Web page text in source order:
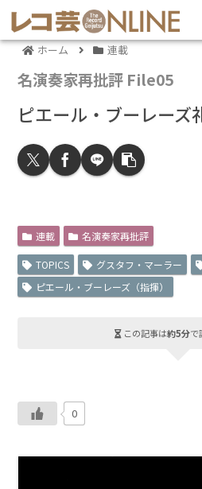
ホーム 連載
名演奏家再批評 File05
ピエール・ブーレー
連載 名演奏家再批評
TOPICS グスタフ・マーラー
ピエール・ブーレーズ（指揮）
この記事は約5分で
0